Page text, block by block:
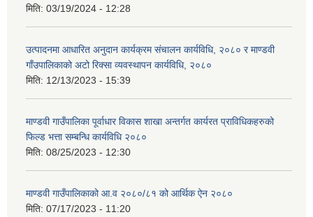
मिति: 03/19/2024 - 12:28
उत्पादनमा आधारित अनुदान कार्यक्रम संचालन कार्यविधि, २०८० र माण्डवी
गाँउपालिकाको अटो रिक्सा व्यवस्थापन कार्यविधि, २०८०
मिति: 12/13/2023 - 15:39
माण्डवी गाउँपालिका पूर्वाधार विकास शाखा अन्तर्गत कार्यरत प्राविधिकहरुको
फिल्ड भत्ता सम्बन्धि कार्यविधि २०८०
मिति: 08/25/2023 - 12:30
माण्डवी गाउँपालिकाको आ.व २०८०/८१ को आर्थिक ऐन २०८०
मिति: 07/17/2023 - 11:20